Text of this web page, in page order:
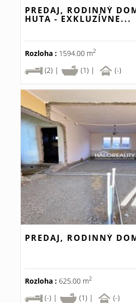
PREDAJ, RODINNÝ
HUTA - EXKLUZÍVNE...
Rozloha : 1594.00 m2
(2) |
(1) | (-)
PREDAJ, RODINNÝ
Rozloha : 625.00 m2
(-) |
(1) | (-)